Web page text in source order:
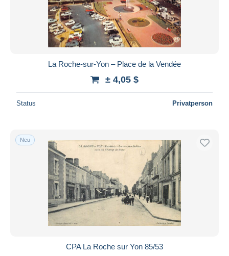
La Roche-sur-Yon – Place de la Vendée
± 4,05 $
Status Privatperson
Neu
CPA La Roche sur Yon 85/53